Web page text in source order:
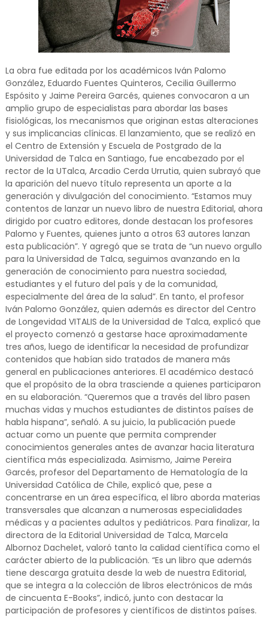
La obra fue editada por los académicos Iván Palomo
González, Eduardo Fuentes Quinteros, Cecilia Guillermo
Espósito y Jaime Pereira Garcés, quienes convocaron a un
amplio grupo de especialistas para abordar las bases
fisiológicas, los mecanismos que originan estas alteraciones
y sus implicancias clínicas. El lanzamiento, que se realizó en
el Centro de Extensión y Escuela de Postgrado de la
Universidad de Talca en Santiago, fue encabezado por el
rector de la UTalca, Arcadio Cerda Urrutia, quien subrayó que
la aparición del nuevo título representa un aporte a la
generación y divulgación del conocimiento. “Estamos muy
contentos de lanzar un nuevo libro de nuestra Editorial, ahora
dirigido por cuatro editores, donde destacan los profesores
Palomo y Fuentes, quienes junto a otros 63 autores lanzan
esta publicación”. Y agregó que se trata de “un nuevo orgullo
para la Universidad de Talca, seguimos avanzando en la
generación de conocimiento para nuestra sociedad,
estudiantes y el futuro del país y de la comunidad,
especialmente del área de la salud”. En tanto, el profesor
Iván Palomo González, quien además es director del Centro
de Longevidad VITALIS de la Universidad de Talca, explicó que
el proyecto comenzó a gestarse hace aproximadamente
tres años, luego de identificar la necesidad de profundizar
contenidos que habían sido tratados de manera más
general en publicaciones anteriores. El académico destacó
que el propósito de la obra trasciende a quienes participaron
en su elaboración. “Queremos que a través del libro pasen
muchas vidas y muchos estudiantes de distintos países de
habla hispana”, señaló. A su juicio, la publicación puede
actuar como un puente que permita comprender
conocimientos generales antes de avanzar hacia literatura
científica más especializada. Asimismo, Jaime Pereira
Garcés, profesor del Departamento de Hematología de la
Universidad Católica de Chile, explicó que, pese a
concentrarse en un área específica, el libro aborda materias
transversales que alcanzan a numerosas especialidades
médicas y a pacientes adultos y pediátricos. Para finalizar, la
directora de la Editorial Universidad de Talca, Marcela
Albornoz Dachelet, valoró tanto la calidad científica como el
carácter abierto de la publicación. “Es un libro que además
tiene descarga gratuita desde la web de nuestra Editorial,
que se integra a la colección de libros electrónicos de más
de cincuenta E-Books”, indicó, junto con destacar la
participación de profesores y científicos de distintos países.